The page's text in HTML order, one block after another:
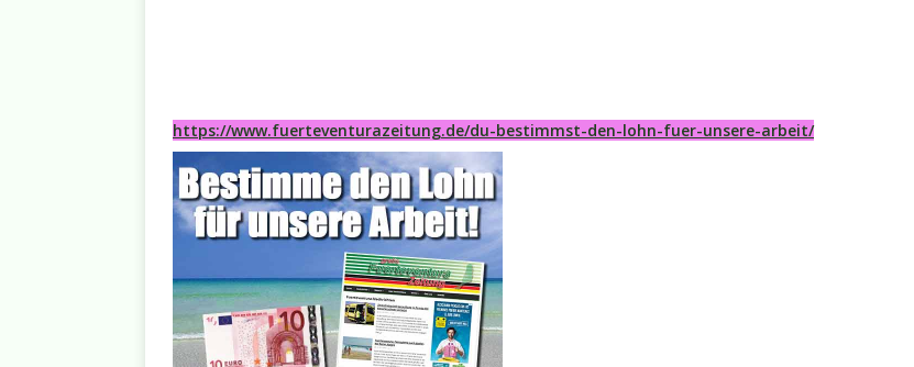
https://www.fuerteventurazeitung.de/du-bestimmst-den-lohn-fuer-unsere-arbeit/